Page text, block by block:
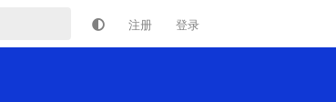
注册 登录